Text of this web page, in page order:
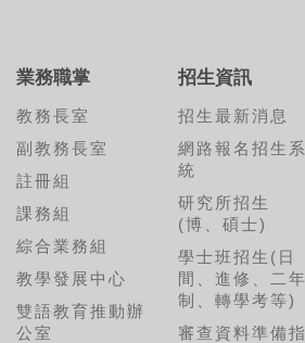
業務職掌
教務長室
副教務長室
註冊組
課務組
綜合業務組
教學發展中心
雙語教育推動辦
公室
招生資訊
招生最新消息
網路報名招生系
統
研究所招生
(博、碩士)
學士班招生(日
間、進修、二年
制、轉學考等)
審查資料準備指